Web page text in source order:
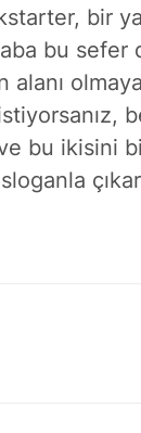
bir
bu sefer
alanı
bu ikisini